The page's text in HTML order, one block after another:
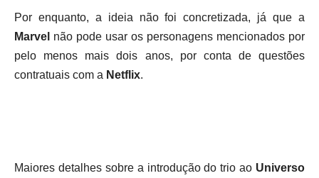
Por enquanto, a ideia não foi concretizada, já que a
Marvel não pode usar os personagens mencionados por
pelo menos mais dois anos, por conta de questões
contratuais com a Netflix.
Maiores detalhes sobre a introdução do trio ao Universo